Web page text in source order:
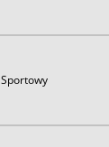
Sportowy